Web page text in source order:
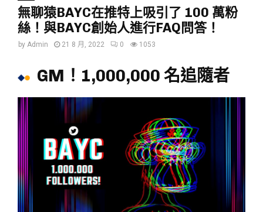
無聊猿BAYC在推特上吸引了 100 萬粉
絲！與BAYC創始人進行FAQ問答！
by Admin 21 8 月, 2022 0 1053
GM！ 1,000,000 名追隨者